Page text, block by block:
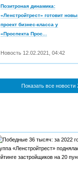
Позитроная динамика:
«Ленстройтрест» готовит
проект бизнес-класса у
«Проспекта Прос...
Новость 12.02.2021 ,04:42
Показать все